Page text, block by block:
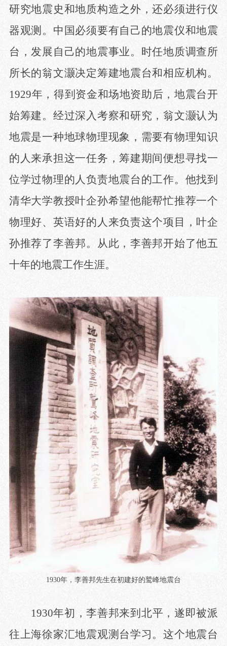
研究地震史和地质构造之外，还必须进行仪
器观测。中国必须要有自己的地震仪和地震
台，发展自己的地震事业。时任地质调查所
所长的翁文灏决定筹建地震台和相应机构。
1929年，得到资金和场地资助后，地震台开
始筹建。经过深入考察和研究，翁文灏认为
地震是一种地球物理现象，需要有物理知识
的人来承担这一任务，筹建期间便想寻找一
位学过物理的人负责地震台的工作。他找到
清华大学教授叶企孙希望他能帮忙推荐一个
物理好、英语好的人来负责这个项目，叶企
孙推荐了李善邦。从此，李善邦开始了他五
十年的地震工作生涯。
1930年，李善邦先生在初建好的鹫峰地震台
1930年初，李善邦来到北平，遂即被派
往上海徐家汇地震观测台学习。这个地震台